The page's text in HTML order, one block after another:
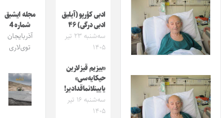
ادبی کؤرپو (آیلیق
ادبی درگی) ۴۶
سه‌شنبه ۲۳ تیر
۱۴۰۵
«بیزیم قیزلارین
حیکایه‌سی»
یایینلانماقدادیر!
سه‌شنبه ۱۶ تیر
۱۴۰۵
مجله ایشیق
شماره 4
آذربایجان
توی‌لاری